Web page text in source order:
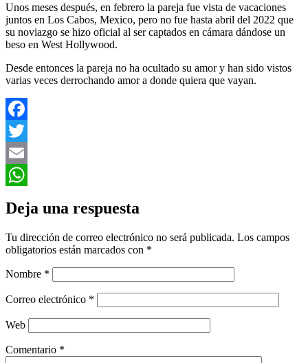
Unos meses después, en febrero la pareja fue vista de vacaciones
juntos en Los Cabos, Mexico, pero no fue hasta abril del 2022 que
su noviazgo se hizo oficial al ser captados en cámara dándose un
beso en West Hollywood.
Desde entonces la pareja no ha ocultado su amor y han sido vistos
varias veces derrochando amor a donde quiera que vayan.
Facebook
Twitter
Email
Deja una respuesta
Tu dirección de correo electrónico no será publicada. Los campos
obligatorios están marcados con *
Nombre *
Correo electrónico *
Web
Comentario *